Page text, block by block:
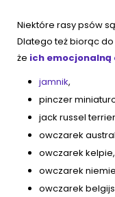
Niektóre rasy psów
Dlatego też biorąc do
że ich emocjonalną
jamnik,
pinczer
jack russel
owczarek
owczarek kelpie,
owczarek
owczarek